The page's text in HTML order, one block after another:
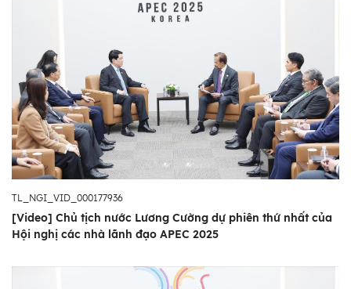
TL_NGI_VID_000177936
[Video] Chủ tịch nước Lương Cường dự phiên thứ nhất của
Hội nghị các nhà lãnh đạo APEC 2025